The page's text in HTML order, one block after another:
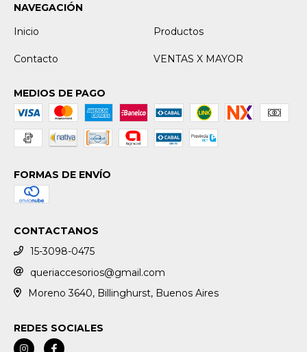
NAVEGACIÓN
Inicio
Productos
Contacto VENTAS X MAYOR
MEDIOS DE PAGO
FORMAS DE ENVÍO
CONTACTANOS
15-3098-0475
queriaccesorios@gmail.com
Moreno 3640, Billinghurst, Buenos Aires
REDES SOCIALES